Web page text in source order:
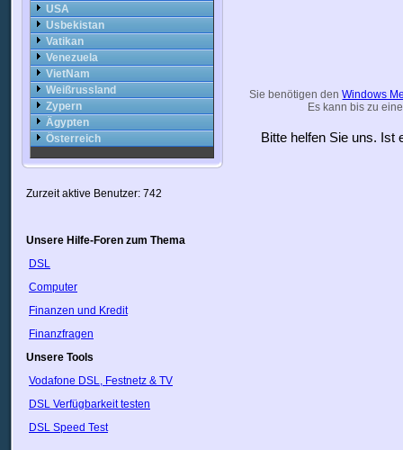
USA
Usbekistan
Vatikan
Venezuela
VietNam
Weißrussland
Zypern
Ägypten
Österreich
Sie benötigen denWindows
Es kann bis zu
Bitte helfen Sie uns.
Zurzeit aktive Benutzer: 742
Unsere Hilfe-Foren zum Thema
DSL
Computer
Finanzen und Kredit
Finanzfragen
Unsere Tools
Vodafone DSL, Festnetz & TV
DSL Verfügbarkeit testen
DSL Speed Test